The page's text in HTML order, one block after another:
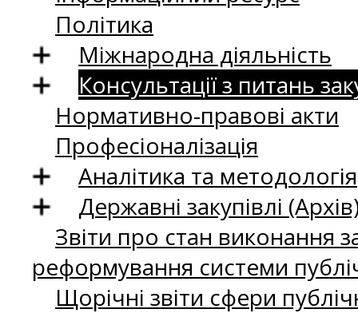
Політика
Міжнародна діяльність
Консультації з питань
Нормативно-правові акти
Професіоналізація
Аналітика та методологія
Державні закупівлі
Звіти про стан виконання
реформування системи
Щорічні звіти сфери